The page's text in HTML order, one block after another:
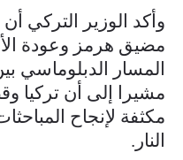
وأكد الوزير التركي
مضيق هرمز وعودة
المسار الدبلوماسي
مشيرا إلى أن تركيا
مكثفة لإنجاح
النار.